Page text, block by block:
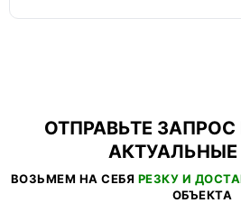
ОТПРАВЬТЕ
ВОЗЬМЕМ НА СЕБЯ РЕЗКУ И
ОБЪЕКТА